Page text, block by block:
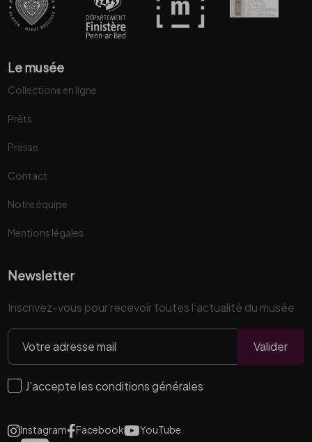
Le musée
Collections en ligne
Prêts
Presse
Contact
Notre équipe
Mentions légales
Newsletter
Inscrivez-vous pour recevoir toutes l’actualité du musée
Valider
J’accepte les conditions générales
Instagram Facebook YouTube